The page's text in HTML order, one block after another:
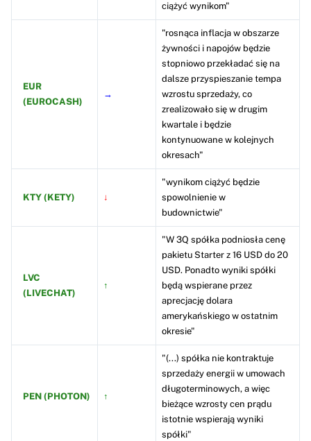
ciążyć wynikom"
EUR
(EUROCASH)
→
"rosnąca inflacja w obszarze
żywności i napojów będzie
stopniowo przekładać się na
dalsze przyspieszanie tempa
wzrostu sprzedaży, co
zrealizowało się w drugim
kwartale i będzie
kontynuowane w kolejnych
okresach"
KTY (KETY) ↓
"wynikom ciążyć będzie
spowolnienie w
budownictwie"
LVC
(LIVECHAT)
↑
"W 3Q spółka podniosła cenę
pakietu Starter z 16 USD do 20
USD. Ponadto wyniki spółki
będą wspierane przez
aprecjację dolara
amerykańskiego w ostatnim
okresie"
PEN (PHOTON) ↑
"(...) spółka nie kontraktuje
sprzedaży energii w umowach
długoterminowych, a więc
bieżące wzrosty cen prądu
istotnie wspierają wyniki
spółki"